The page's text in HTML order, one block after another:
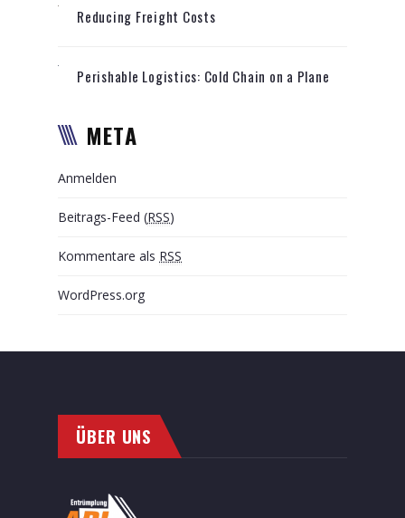
Reducing Freight Costs
Perishable Logistics: Cold Chain on a Plane
META
Anmelden
Beitrags-Feed (RSS)
Kommentare als RSS
WordPress.org
ÜBER UNS